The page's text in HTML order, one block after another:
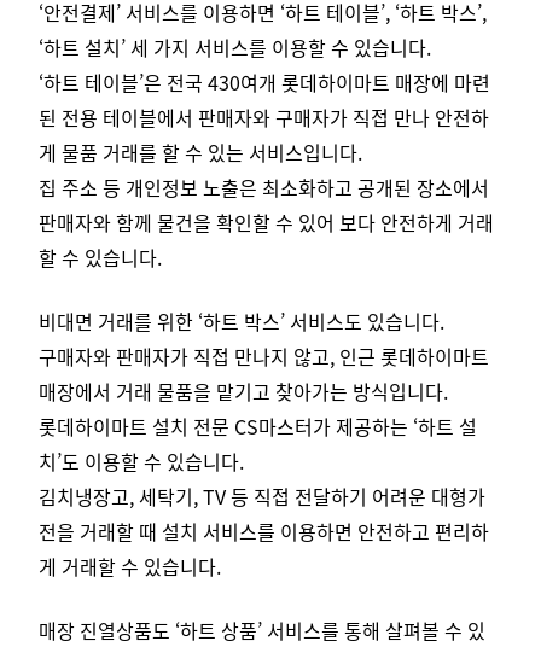
‘안전결제’ 서비스를 이용하면 ‘하트 테이블’, ‘하트 박스’,
‘하트 설치’ 세 가지 서비스를 이용할 수 있습니다.
‘하트 테이블’은 전국 430여개 롯데하이마트 매장에 마련
된 전용 테이블에서 판매자와 구매자가 직접 만나 안전하
게 물품 거래를 할 수 있는 서비스입니다.
집 주소 등 개인정보 노출은 최소화하고 공개된 장소에서
판매자와 함께 물건을 확인할 수 있어 보다 안전하게 거래
할 수 있습니다.
비대면 거래를 위한 ‘하트 박스’ 서비스도 있습니다.
구매자와 판매자가 직접 만나지 않고, 인근 롯데하이마트
매장에서 거래 물품을 맡기고 찾아가는 방식입니다.
롯데하이마트 설치 전문 CS마스터가 제공하는 ‘하트 설
치’도 이용할 수 있습니다.
김치냉장고, 세탁기, TV 등 직접 전달하기 어려운 대형가
전을 거래할 때 설치 서비스를 이용하면 안전하고 편리하
게 거래할 수 있습니다.
매장 진열상품도 ‘하트 상품’ 서비스를 통해 살펴볼 수 있